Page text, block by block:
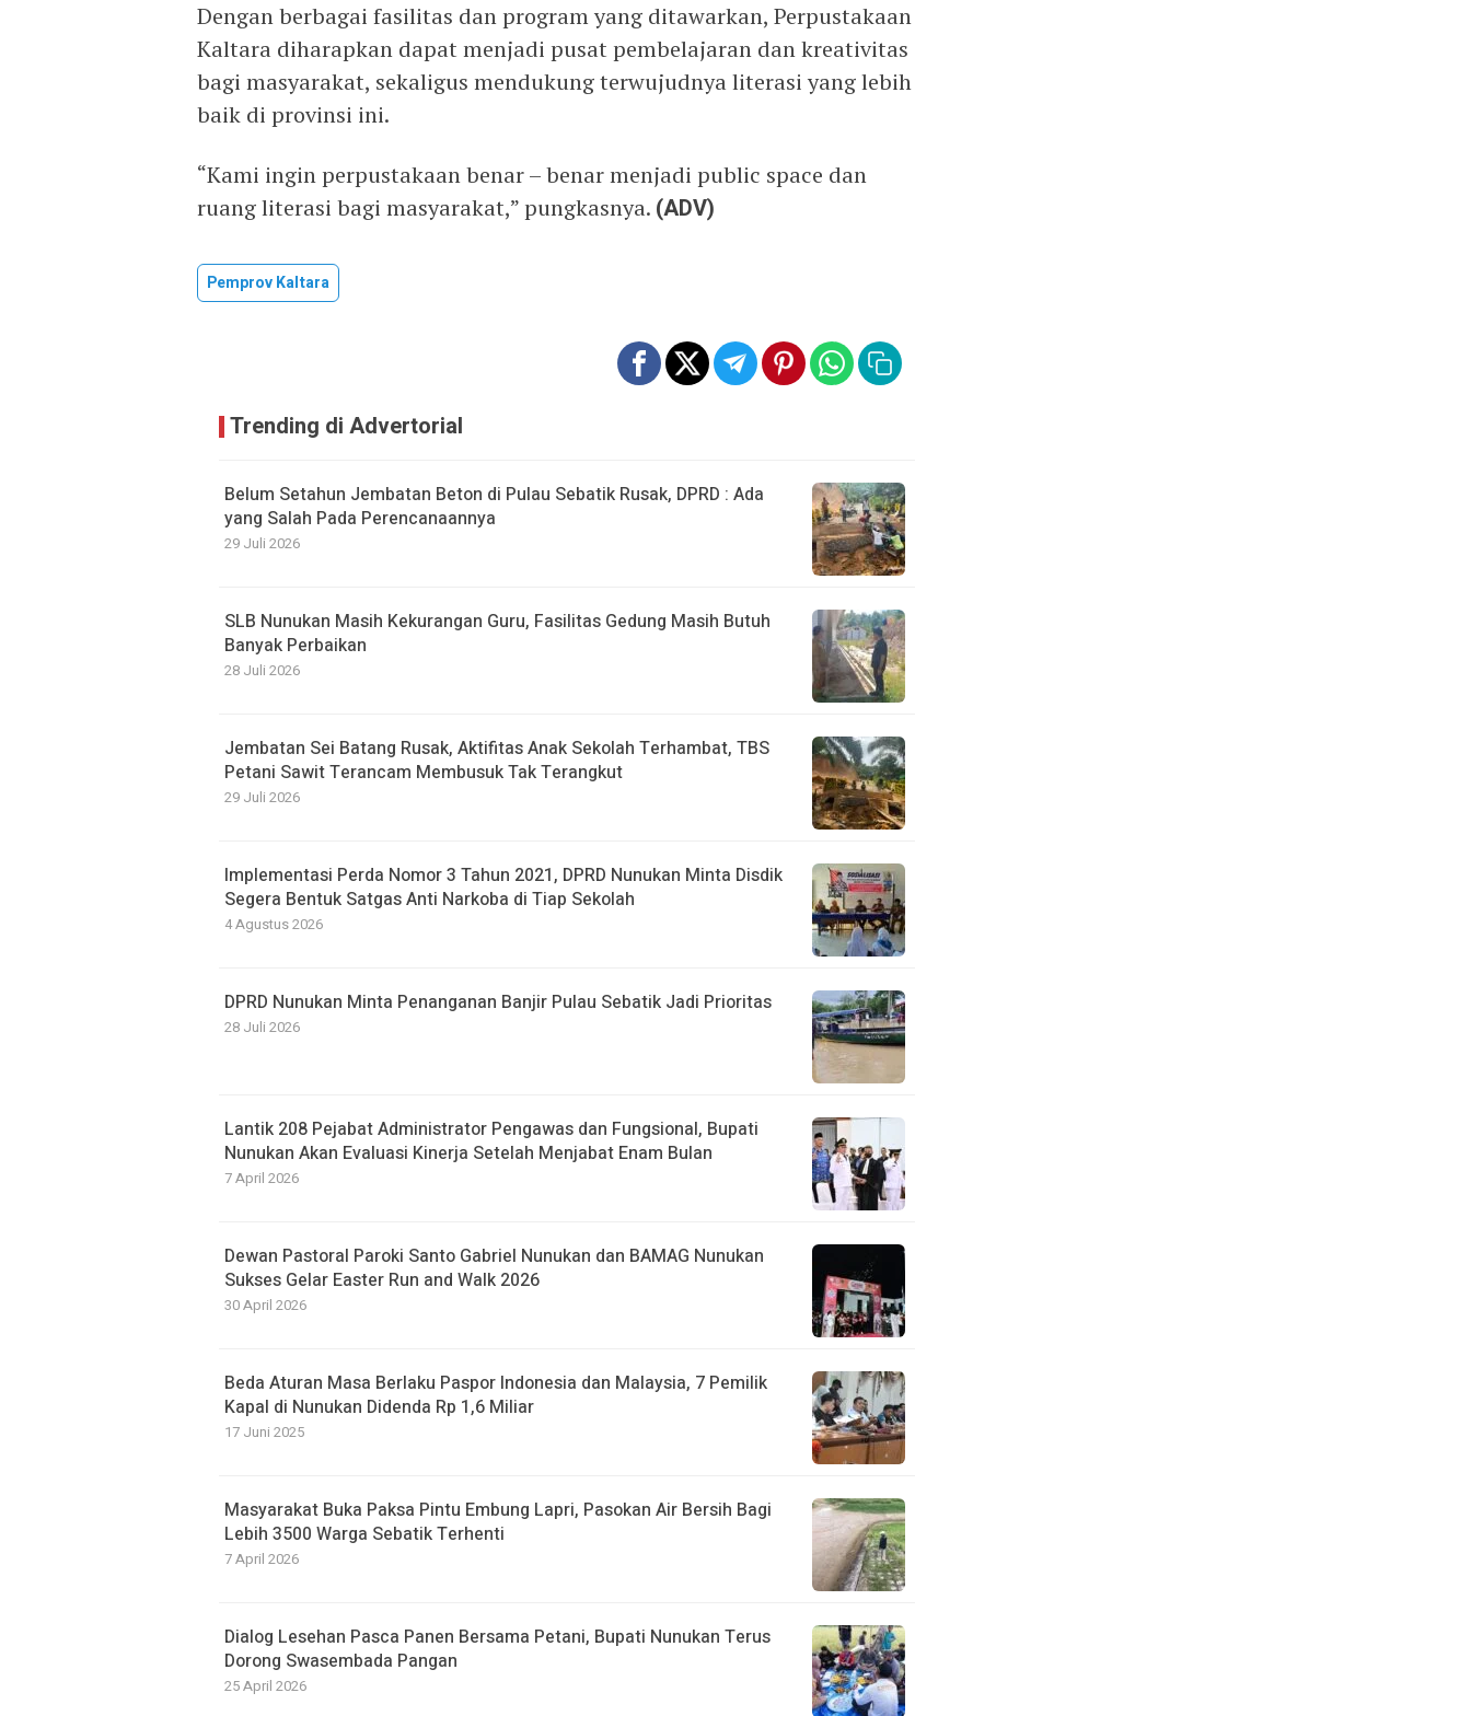
Dengan berbagai fasilitas dan program yang ditawarkan, Perpustakaan
Kaltara diharapkan dapat menjadi pusat pembelajaran dan kreativitas
bagi masyarakat, sekaligus mendukung terwujudnya literasi yang lebih
baik di provinsi ini.
“Kami ingin perpustakaan benar – benar menjadi public space dan
ruang literasi bagi masyarakat,” pungkasnya. (ADV)
Pemprov Kaltara
Trending di Advertorial
Belum Setahun Jembatan Beton di Pulau Sebatik Rusak, DPRD : Ada
yang Salah Pada Perencanaannya
29 Juli 2026
SLB Nunukan Masih Kekurangan Guru, Fasilitas Gedung Masih Butuh
Banyak Perbaikan
28 Juli 2026
Jembatan Sei Batang Rusak, Aktifitas Anak Sekolah Terhambat, TBS
Petani Sawit Terancam Membusuk Tak Terangkut
29 Juli 2026
Implementasi Perda Nomor 3 Tahun 2021, DPRD Nunukan Minta Disdik
Segera Bentuk Satgas Anti Narkoba di Tiap Sekolah
4 Agustus 2026
DPRD Nunukan Minta Penanganan Banjir Pulau Sebatik Jadi Prioritas
28 Juli 2026
Lantik 208 Pejabat Administrator Pengawas dan Fungsional, Bupati
Nunukan Akan Evaluasi Kinerja Setelah Menjabat Enam Bulan
7 April 2026
Dewan Pastoral Paroki Santo Gabriel Nunukan dan BAMAG Nunukan
Sukses Gelar Easter Run and Walk 2026
30 April 2026
Beda Aturan Masa Berlaku Paspor Indonesia dan Malaysia, 7 Pemilik
Kapal di Nunukan Didenda Rp 1,6 Miliar
17 Juni 2025
Masyarakat Buka Paksa Pintu Embung Lapri, Pasokan Air Bersih Bagi
Lebih 3500 Warga Sebatik Terhenti
7 April 2026
Dialog Lesehan Pasca Panen Bersama Petani, Bupati Nunukan Terus
Dorong Swasembada Pangan
25 April 2026